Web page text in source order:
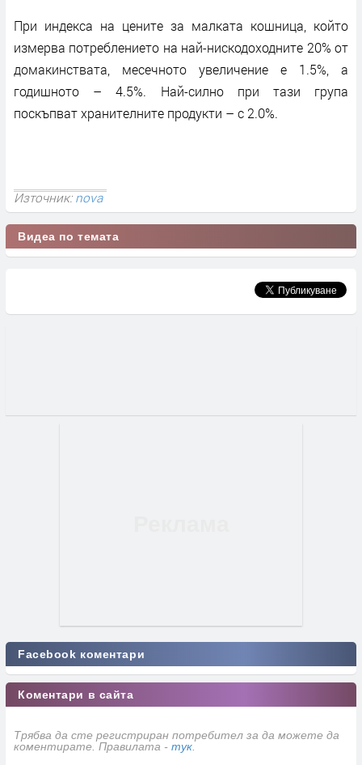
При индекса на цените за малката кошница, който
измерва потреблението на най-нискодоходните 20% от
домакинствата, месечното увеличение е 1.5%, а
годишното – 4.5%. Най-силно при тази група
поскъпват хранителните продукти – с 2.0%.
Източник: nova
Видеа по темата
Facebook коментари
Коментари в сайта
Трябва да сте регистриран потребител за да можете да
коментирате. Правилата - тук.